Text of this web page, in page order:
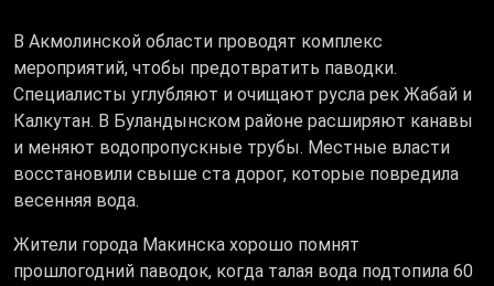
В Акмолинской области проводят комплекс
мероприятий, чтобы предотвратить паводки.
Специалисты углубляют и очищают русла рек Жабай и
Калкутан. В Буландынском районе расширяют канавы
и меняют водопропускные трубы. Местные власти
восстановили свыше ста дорог, которые повредила
весенняя вода.
Жители города Макинска хорошо помнят
прошлогодний паводок, когда талая вода подтопила 60